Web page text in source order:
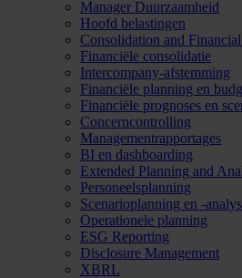
Manager Duurzaamheid
Hoofd belastingen
Consolidation and
Financiële consolidatie
Intercompany-afstemming
Financiële planning en
Financiële prognoses en
Concerncontrolling
Managementrapportages
BI en dashboarding
Extended Planning and
Personeelsplanning
Scenarioplanning en -
Operationele planning
ESG Reporting
Disclosure Management
XBRL